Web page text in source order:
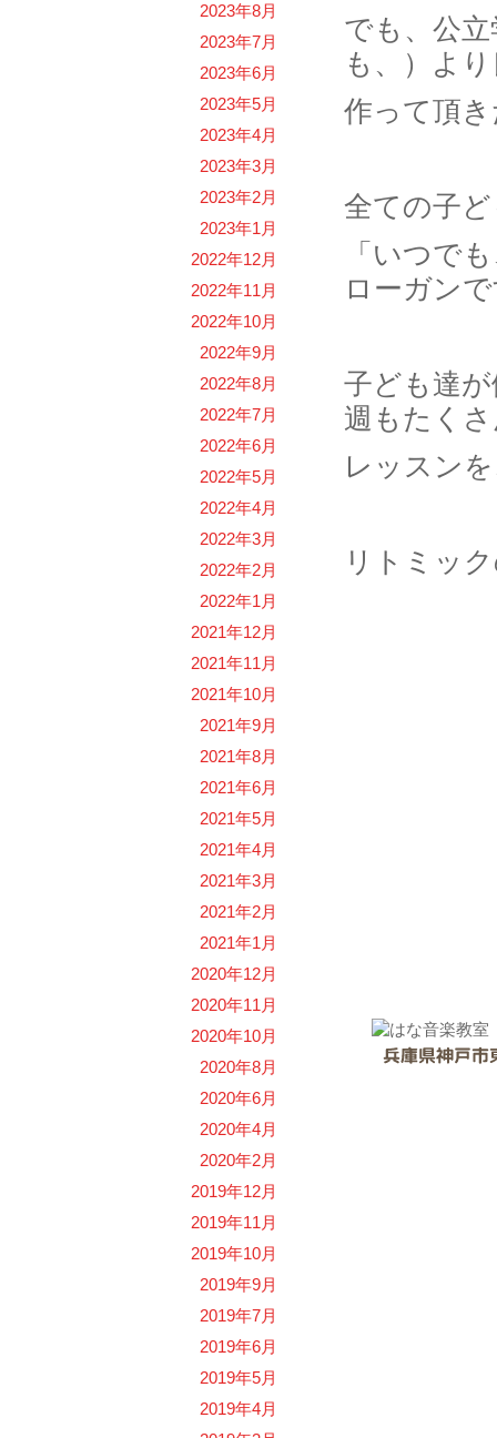
2023年8月
2023年7月
2023年6月
2023年5月
2023年4月
2023年3月
2023年2月
2023年1月
2022年12月
2022年11月
2022年10月
2022年9月
2022年8月
2022年7月
2022年6月
2022年5月
2022年4月
2022年3月
2022年2月
2022年1月
2021年12月
2021年11月
2021年10月
2021年9月
2021年8月
2021年6月
2021年5月
2021年4月
2021年3月
2021年2月
2021年1月
2020年12月
2020年11月
2020年10月
2020年8月
2020年6月
2020年4月
2020年2月
2019年12月
2019年11月
2019年10月
2019年9月
2019年7月
2019年6月
2019年5月
2019年4月
でも、公
も、）よ
作って頂
全ての子
「いつで
ローガン
子ども達
週もたく
レッスン
リトミッ